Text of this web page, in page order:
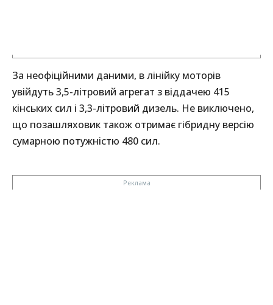
За неофіційними даними, в лінійку моторів
увійдуть 3,5-літровий агрегат з віддачею 415
кінських сил і 3,3-літровий дизель. Не виключено,
що позашляховик також отримає гібридну версію
сумарною потужністю 480 сил.